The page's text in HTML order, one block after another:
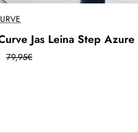
Jas Leina Step Azure
79,95€